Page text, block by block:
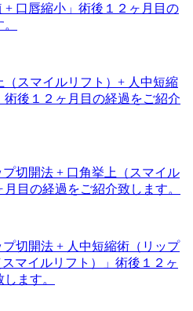
+ 口唇縮小」術後１２ヶ月目の
（スマイルリフト）+ 人中短縮
後１２ヶ月目の経過をご紹介
切開法 + 口角挙上（スマイル
目の経過をご紹介致します。
切開法 + 人中短縮術（リップ
マイルリフト）」術後１２ヶ
ます。